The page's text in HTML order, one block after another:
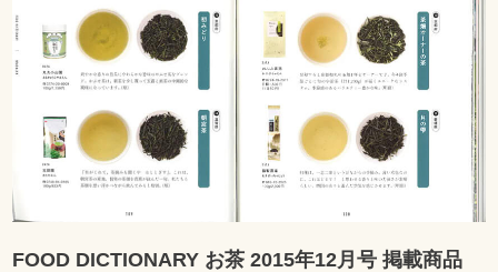
FOOD DICTIONARY お茶 2015年12月号 掲載商品